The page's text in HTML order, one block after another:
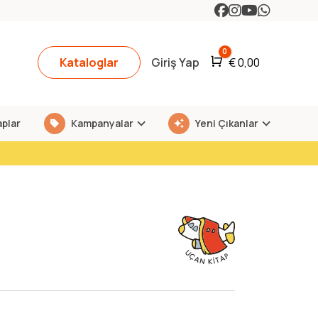
Kataloglar Giriş Yap Araba
0
€0,00
Kampanyalar Yeni Çıkanlar